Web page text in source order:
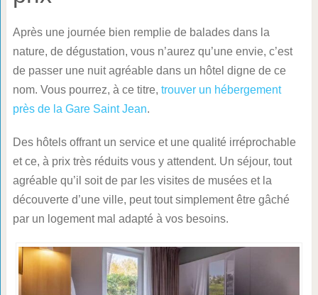
Après une journée bien remplie de balades dans la
nature, de dégustation, vous n’aurez qu’une envie, c’est
de passer une nuit agréable dans un hôtel digne de ce
nom. Vous pourrez, à ce titre, trouver un hébergement
près de la Gare Saint Jean.
Des hôtels offrant un service et une qualité irréprochable
et ce, à prix très réduits vous y attendent. Un séjour, tout
agréable qu’il soit de par les visites de musées et la
découverte d’une ville, peut tout simplement être gâché
par un logement mal adapté à vos besoins.